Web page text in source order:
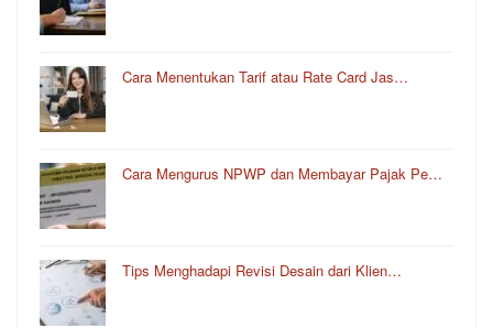
Cara Menentukan Tarif atau Rate Card Jas…
Cara Mengurus NPWP dan Membayar Pajak Pe…
Tips Menghadapi Revisi Desain dari Klien…